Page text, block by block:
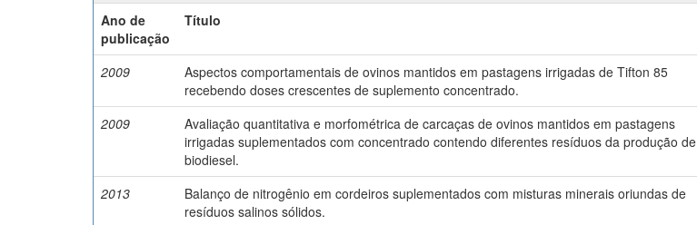
Ano de
publicação
Título
2009
Aspectos comportamentais de ovinos mantidos em pastagens irrigadas de Tifton 85
recebendo doses crescentes de suplemento concentrado.
2009
Avaliação quantitativa e morfométrica de carcaças de ovinos mantidos em pastagens
irrigadas suplementados com concentrado contendo diferentes resíduos da produção de
biodiesel.
2013
Balanço de nitrogênio em cordeiros suplementados com misturas minerais oriundas de
resíduos salinos sólidos.